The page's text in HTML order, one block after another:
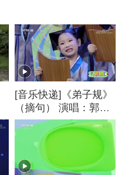
[音乐快递]《弟子规》
（摘句） 演唱：郭飞
歌